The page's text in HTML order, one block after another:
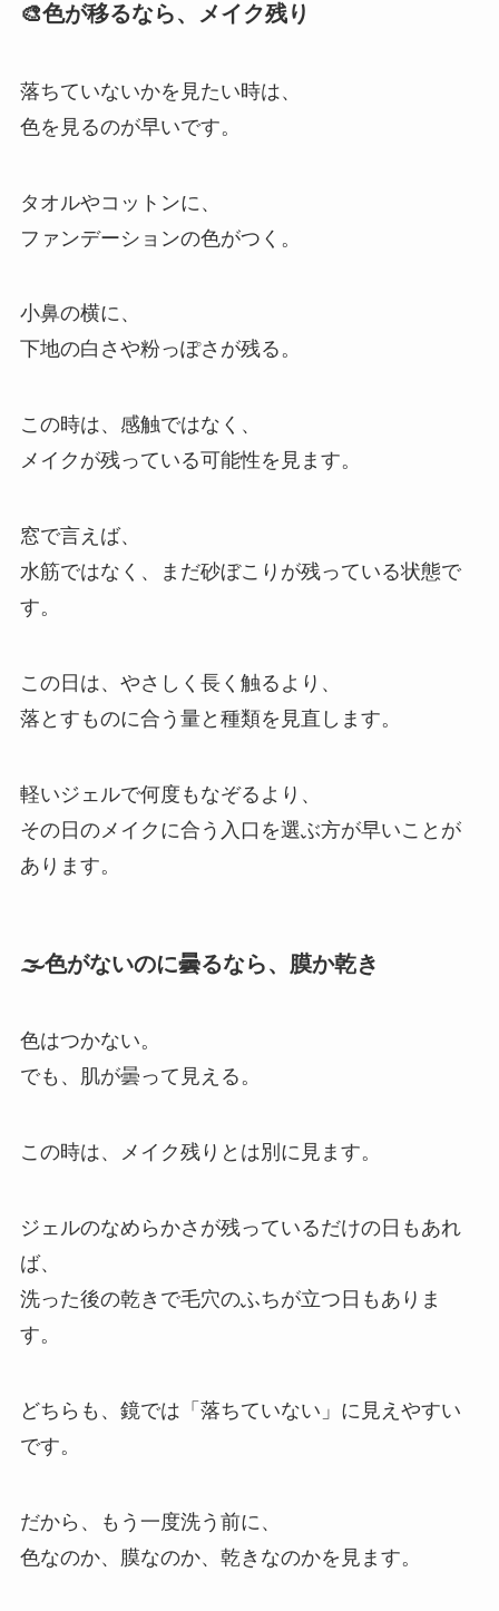
🎨色が移るなら、メイク残り
落ちていないかを見たい時は、
色を見るのが早いです。
タオルやコットンに、
ファンデーションの色がつく。
小鼻の横に、
下地の白さや粉っぽさが残る。
この時は、感触ではなく、
メイクが残っている可能性を見ます。
窓で言えば、
水筋ではなく、まだ砂ぼこりが残っている状態で
す。
この日は、やさしく長く触るより、
落とすものに合う量と種類を見直します。
軽いジェルで何度もなぞるより、
その日のメイクに合う入口を選ぶ方が早いことが
あります。
🌫️色がないのに曇るなら、膜か乾き
色はつかない。
でも、肌が曇って見える。
この時は、メイク残りとは別に見ます。
ジェルのなめらかさが残っているだけの日もあれ
ば、
洗った後の乾きで毛穴のふちが立つ日もありま
す。
どちらも、鏡では「落ちていない」に見えやすい
です。
だから、もう一度洗う前に、
色なのか、膜なのか、乾きなのかを見ます。